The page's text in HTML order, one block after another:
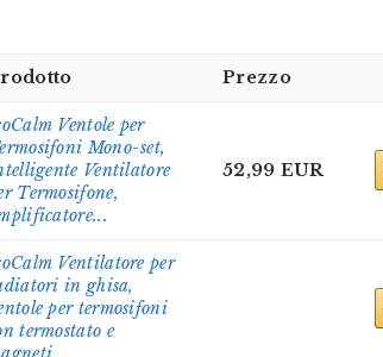
Prezzo
Ventole per
Mono-set,
Ventilatore
Termosifone,
52,99 EUR
Ventilatore per
in ghisa,
per termosifoni
termostato e